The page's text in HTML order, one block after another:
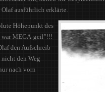
Olaf ausführlich erklärte.
Höhepunkt des
war MEGA-geil”!!!
den Aufschreib
den Weg
nach vorn